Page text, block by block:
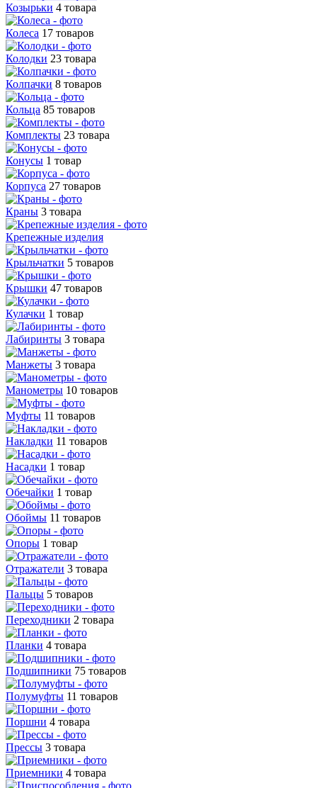
Козырьки 4 товара
Колеса 17 товаров
Колодки 23 товара
Колпачки 8 товаров
Кольца 85 товаров
Комплекты 23 товара
Конусы 1 товар
Корпуса 27 товаров
Краны 3 товара
Крепежные изделия
Крыльчатки 5 товаров
Крышки 47 товаров
Кулачки 1 товар
Лабиринты 3 товара
Манжеты 3 товара
Манометры 10 товаров
Муфты 11 товаров
Накладки 11 товаров
Насадки 1 товар
Обечайки 1 товар
Обоймы 11 товаров
Опоры 1 товар
Отражатели 3 товара
Пальцы 5 товаров
Переходники 2 товара
Планки 4 товара
Подшипники 75 товаров
Полумуфты 11 товаров
Поршни 4 товара
Прессы 3 товара
Приемники 4 товара